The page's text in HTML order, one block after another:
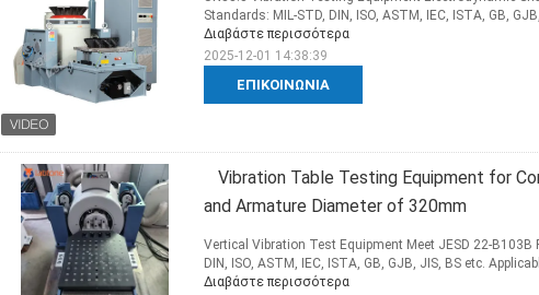
ΕΠΙΚΟΙΝΩΝΊΑ
Standards: MIL-STD, DIN, ISO, ASTM, IEC, ISTA, GB,
Διαβάστε περισσότερα
2025-12-01 14:38:39
Vibration Table Testing Equipment for
and Armature Diameter of 320mm
Vertical Vibration Test Equipment Meet JESD 22-B103B
DIN, ISO, ASTM, IEC, ISTA, GB, GJB, JIS, BS etc.
Διαβάστε περισσότερα